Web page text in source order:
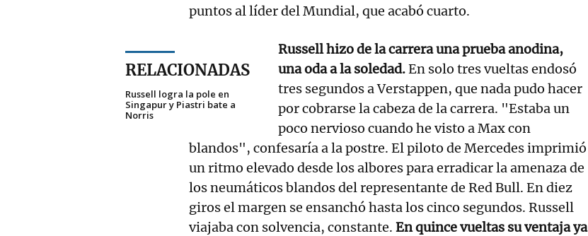
puntos al líder del Mundial, que acabó cuarto.
RELACIONADAS
Russell logra la pole en
Singapur y Piastri bate a
Norris
Russell hizo de la carrera una prueba anodina,
una oda a la soledad.En solo tres vueltas endosó
tres segundos a Verstappen, que nada pudo hacer
por cobrarse la cabeza de la carrera. "Estaba un
poco nervioso cuando he visto a Max con
blandos", confesaría a la postre. El piloto de Mercedes imprimió
un ritmo elevado desde los albores para erradicar la amenaza de
los neumáticos blandos del representante de Red Bull. En diez
giros el margen se ensanchó hasta los cinco segundos. Russell
viajaba con solvencia, constante. En quince vueltas su ventaja ya